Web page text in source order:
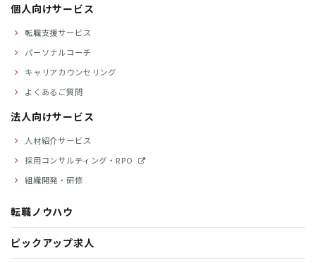
個人向けサービス
転職支援サービス
パーソナルコーチ
キャリアカウンセリング
よくあるご質問
法人向けサービス
人材紹介サービス
採用コンサルティング・RPO
組織開発・研修
転職ノウハウ
ピックアップ求人